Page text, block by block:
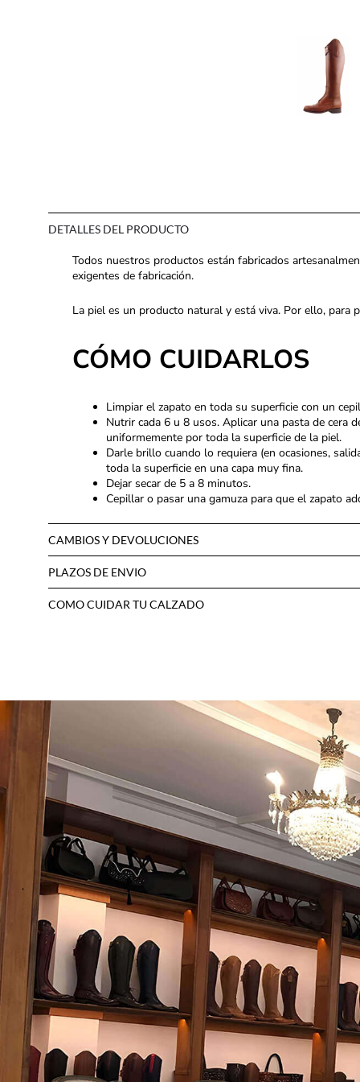
DETALLES DEL PRODUCTO
Todos nuestros productos están fabricados
exigentes de fabricación.
La piel es un producto natural y está viva. Por ello, para
CÓMO CUIDARLOS
Limpiar el zapato en toda su superficie con un
Nutrir cada 6 u 8 usos. Aplicar una pasta de cera
uniformemente por toda la superficie de la piel.
Darle brillo cuando lo requiera (en ocasiones,
toda la superficie en una capa muy fina.
Dejar secar de 5 a 8 minutos.
Cepillar o pasar una gamuza para que el zapato
CAMBIOS Y DEVOLUCIONES
PLAZOS DE ENVIO
COMO CUIDAR TU CALZADO